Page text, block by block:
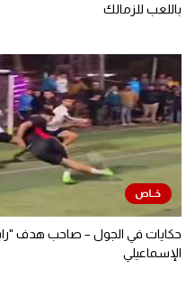
باللعب للزمالك
حكايات في الجول – صاحب هدف
الإسماعيلي